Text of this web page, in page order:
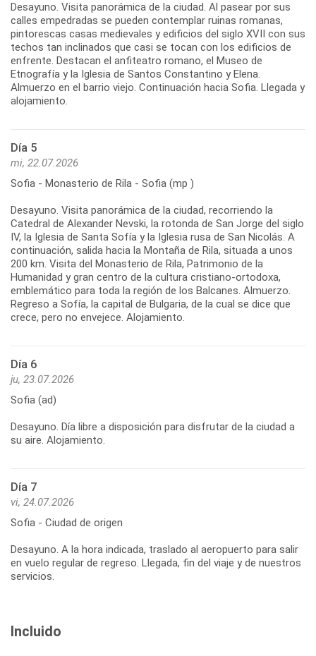
Desayuno. Visita panorámica de la ciudad. Al pasear por sus
calles empedradas se pueden contemplar ruinas romanas,
pintorescas casas medievales y edificios del siglo XVII con sus
techos tan inclinados que casi se tocan con los edificios de
enfrente. Destacan el anfiteatro romano, el Museo de
Etnografía y la Iglesia de Santos Constantino y Elena.
Almuerzo en el barrio viejo. Continuación hacia Sofia. Llegada y
Día 5
mi, 22.07.2026
Sofia - Monasterio de Rila - Sofia (mp )
Desayuno. Visita panorámica de la ciudad, recorriendo la
Catedral de Alexander Nevski, la rotonda de San Jorge del siglo
IV, la Iglesia de Santa Sofía y la Iglesia rusa de San Nicolás. A
continuación, salida hacia la Montaña de Rila, situada a unos
200 km. Visita del Monasterio de Rila, Patrimonio de la
Humanidad y gran centro de la cultura cristiano-ortodoxa,
emblemático para toda la región de los Balcanes. Almuerzo.
Regreso a Sofía, la capital de Bulgaria, de la cual se dice que
Día 6
ju, 23.07.2026
Sofia (ad)
Desayuno. Día libre a disposición para disfrutar de la ciudad a
Día 7
vi, 24.07.2026
Sofia - Ciudad de origen
Desayuno. A la hora indicada, traslado al aeropuerto para salir
en vuelo regular de regreso. Llegada, fin del viaje y de nuestros
Incluido